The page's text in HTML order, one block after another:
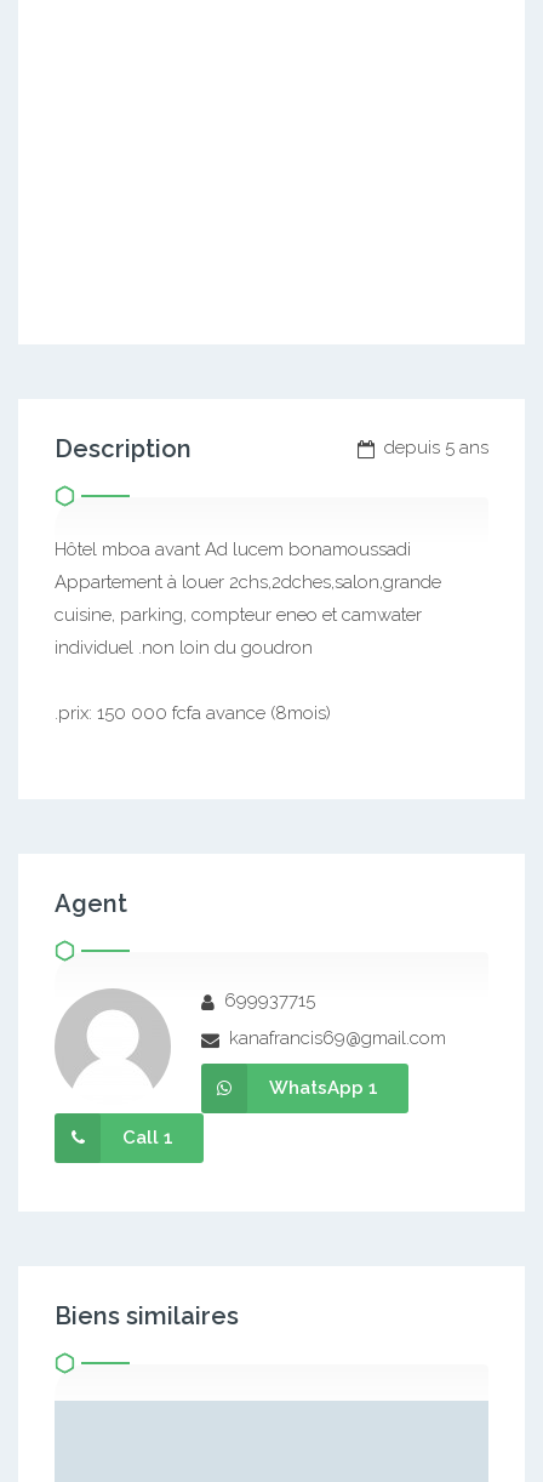
depuis 5 ans
Description
Hôtel mboa avant Ad lucem bonamoussadi
Appartement à louer 2chs,2dches,salon,grande
cuisine, parking, compteur eneo et camwater
individuel .non loin du goudron
.prix: 150 000 fcfa avance (8mois)
Agent
699937715
kanafrancis69@gmail.com
WhatsApp 1
Call 1
Biens similaires